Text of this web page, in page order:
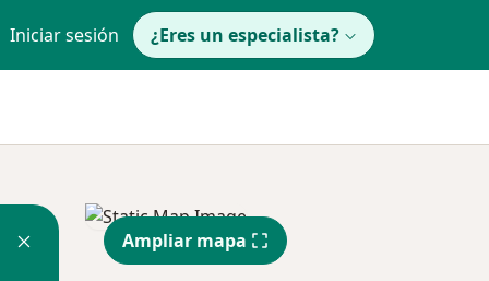
Iniciar sesión ¿Eres un especialista?
Ampliar mapa